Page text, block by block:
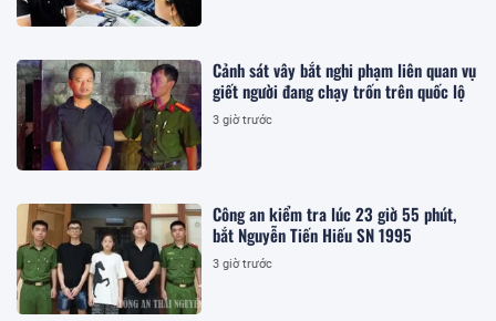
Cảnh sát vây bắt nghi phạm liên quan vụ
giết người đang chạy trốn trên quốc lộ
3 giờ trước
Công an kiểm tra lúc 23 giờ 55 phút,
bắt Nguyễn Tiến Hiếu SN 1995
3 giờ trước